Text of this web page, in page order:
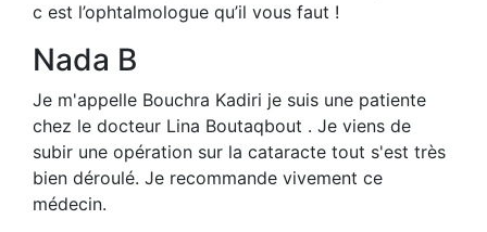
c est l’ophtalmologue qu’il vous faut !
Nada B
Je m'appelle Bouchra Kadiri je suis une patiente
chez le docteur Lina Boutaqbout . Je viens de
subir une opération sur la cataracte tout s'est très
bien déroulé. Je recommande vivement ce
médecin.